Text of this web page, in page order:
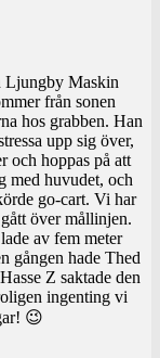
Ljungby Maskin
från sonen
hos grabben. Han
upp sig över,
och hoppas på att
med huvudet, och
go-cart. Vi har
över mållinjen.
av fem meter
gången hade Thed
Z saktade den
ingenting vi
😉